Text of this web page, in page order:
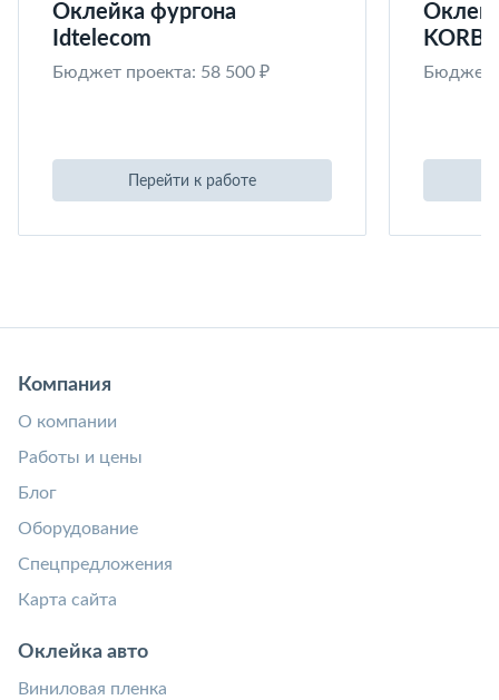
Оклейка фургона
Idtelecom
Бюджет проекта: 58 500 ₽
Перейти к работе
KORB
Бюджет
Компания
О компании
Работы и цены
Блог
Оборудование
Спецпредложения
Карта сайта
Оклейка авто
Виниловая пленка